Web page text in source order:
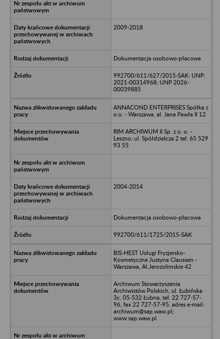
2009-2018
Dokumentacja osobowo-płacowa
992700/611/627/2015-SAK: UNP:
2021-00314968; UNP 2026-
00039885
ANNACOND ENTERPRISES Spółka z
o.o. - Warszawa, al. Jana Pawła II 12
RIM ARCHIWUM II Sp. z o. o. -
Leszno; ul. Spółdzielcza 2 tel. 65 529
93 55
2004-2014
Dokumentacja osobowo-płacowa
992700/611/1725/2015-SAK
BIS-HEST Usługi Fryzjersko-
Kosmetyczne Justyna Claussen -
Warszawa, Al.Jerozolimskie 42
Archiwum Stowarzyszenia
Archiwistów Polskich, ul. Łubińska
3c, 05-532 Łubna, tel. 22 727-57-
96, fax 22 727-57-95, adres e-mail:
archiwum@sap.waw.pl;
www.sap.waw.pl